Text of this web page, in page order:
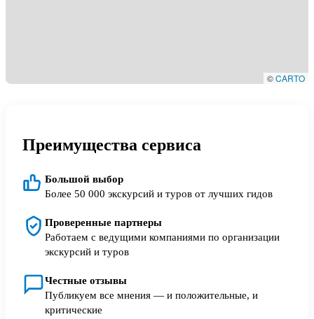
©CARTO
Преимущества сервиса
Большой выбор
Более 50 000 экскурсий и туров от лучших гидов
Проверенные партнеры
Работаем с ведущими компаниями по организации
экскурсий и туров
Честные отзывы
Публикуем все мнения — и положительные, и
критические